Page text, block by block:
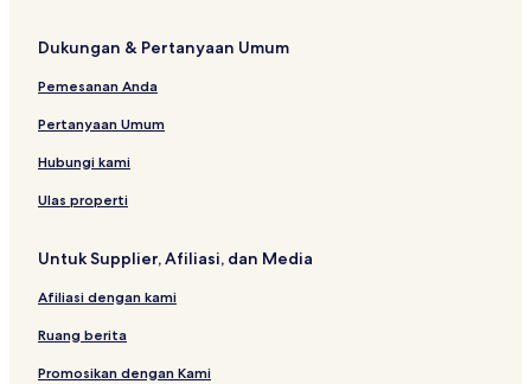
Dukungan & Pertanyaan Umum
Pemesanan Anda
Pertanyaan Umum
Hubungi kami
Ulas properti
Untuk Supplier, Afiliasi, dan Media
Afiliasi dengan kami
Ruang berita
Promosikan dengan Kami